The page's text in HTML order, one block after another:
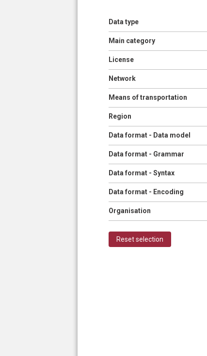
Show
Data type
Show
Main category
Show
License
Show
Network
Show
Means of transportation
Show
Region
Show
Data format - Data model
Show
Data format - Grammar
Show
Data format - Syntax
Show
Data format - Encoding
Show
Organisation
Pages